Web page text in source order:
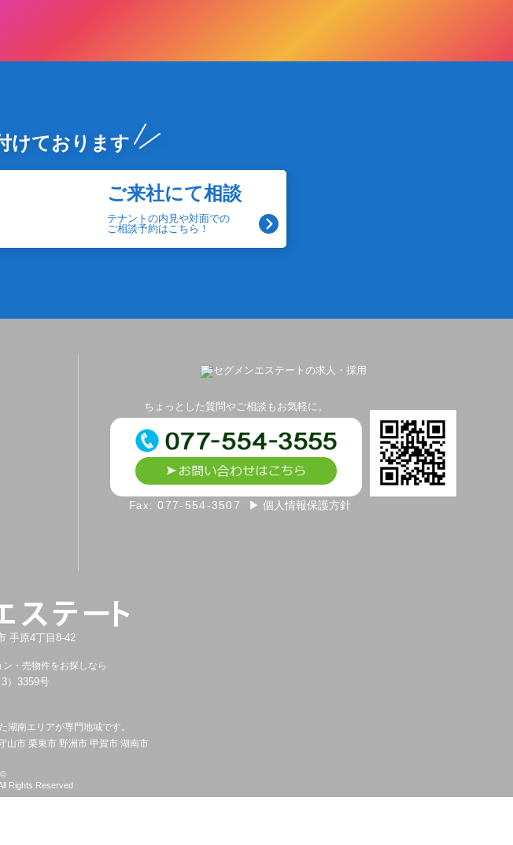
けております
ご来社にて相談
テナントの内見や対面での
ご相談予約はこちら！
ちょっとした質問やご相談もお気軽に。
Fax:077-554-3507 ▶ 個人情報保護方針
手原4丁目8-42
・売物件をお探しなら
）3359号
湖南エリアが専門地域です。
山市 栗東市 野洲市 甲賀市 湖南市
Rights Reserved